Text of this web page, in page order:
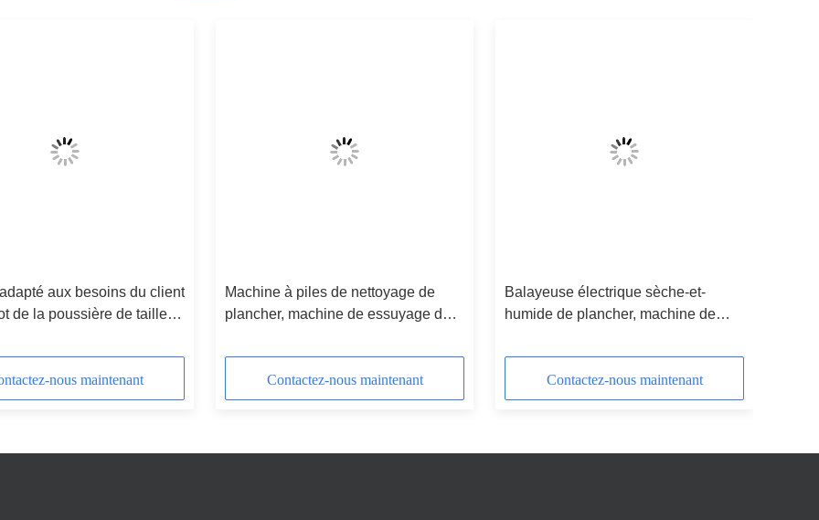
aux besoins du client
de la poussière de taille
nous maintenant
Machine à piles de nettoyage de
plancher, machine de essuyage de
Contactez-nous maintenant
Balayeuse électrique sèche-et-
humide de plancher, machine de
Contactez-nous maintenant